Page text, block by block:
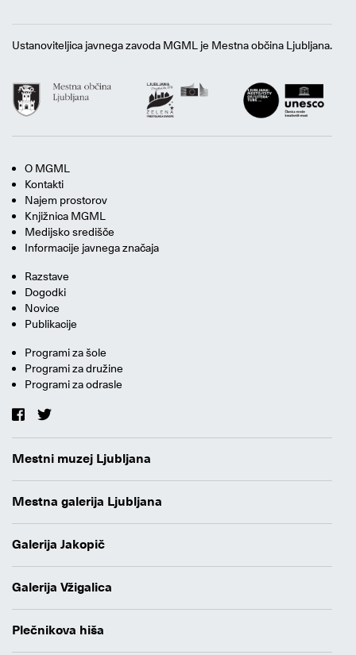
Ustanoviteljica javnega zavoda MGML je Mestna občina Ljubljana.
O MGML
Kontakti
Najem prostorov
Knjižnica MGML
Medijsko središče
Informacije javnega značaja
Razstave
Dogodki
Novice
Publikacije
Programi za šole
Programi za družine
Programi za odrasle
Mestni muzej Ljubljana
Mestna galerija Ljubljana
Galerija Jakopič
Galerija Vžigalica
Plečnikova hiša